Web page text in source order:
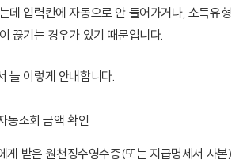
데 입력칸에 자동으로 안 들어가거나, 소득유형
끊기는 경우가 있기 때문입니다.
늘 이렇게 안내합니다.
동조회 금액 확인
게 받은 원천징수영수증(또는 지급명세서 사본)